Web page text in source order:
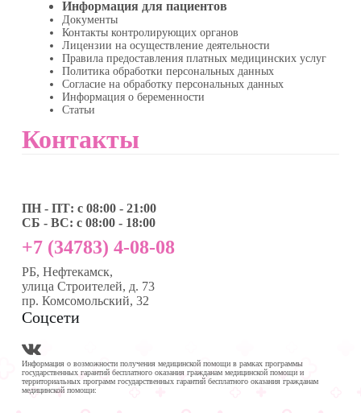
Информация для пациентов
Документы
Контакты контролирующих органов
Лицензии на осуществление деятельности
Правила предоставления платных медицинских услуг
Политика обработки персональных данных
Согласие на обработку персональных данных
Информация о беременности
Статьи
Контакты
ПН - ПТ: с 08:00 - 21:00
СБ - ВС: с 08:00 - 18:00
+7 (34783) 4-08-08
РБ, Нефтекамск,
улица Строителей, д. 73
пр. Комсомольский, 32
Соцсети
Информация о возможности получения медицинской помощи в рамках программы
государственных гарантий бесплатного оказания гражданам медицинской помощи и
территориальных программ государственных гарантий бесплатного оказания гражданам
медицинской помощи: